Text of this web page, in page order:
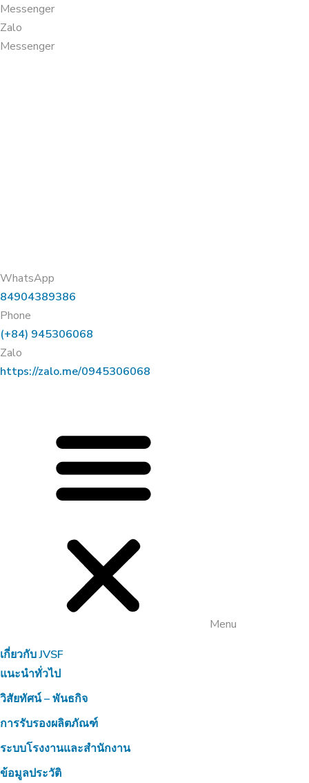
Messenger
Zalo
Messenger
WhatsApp
84904389386
Phone
(+84) 945306068
Zalo
https://zalo.me/0945306068
Menu
เกี่ยวกับ JVSF
แนะนำทั่วไป
วิสัยทัศน์ – พันธกิจ
การรับรองผลิตภัณฑ์
ระบบโรงงานและสำนักงาน
ข้อมูลประวัติ